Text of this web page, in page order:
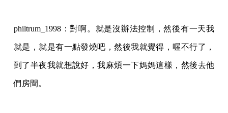
philtrum_1998：對啊。就是沒辦法控制，然後有一天我
就是，就是有一點發燒吧，然後我就覺得，喔不行了，
到了半夜我就想說好，我麻煩一下媽媽這樣，然後去他
們房間。